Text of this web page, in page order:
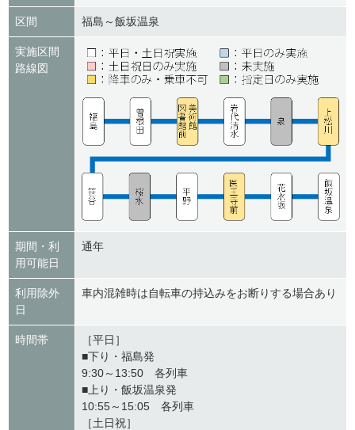
区間 福島～飯坂温泉
実施区間
路線図
期間・利
用可能日
通年
利用除外
日
車内混雑時は自転車の持込みをお断りする場合あり
時間帯
［平日］
■下り・福島発
9:30～13:50 各列車
■上り・飯坂温泉発
10:55～15:05 各列車
［土日祝］